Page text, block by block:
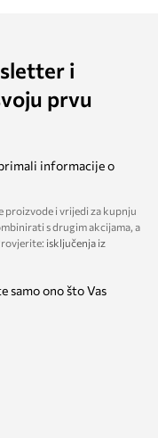
i
prvu
informacije o
proizvode i vrijedi za kupnju
s drugim akcijama, a
isključenja iz
samo ono što Vas